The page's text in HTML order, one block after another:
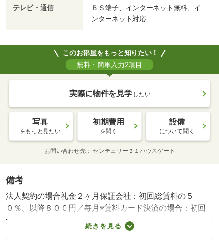
テレビ・通信
ＢＳ端子、インターネット無料、イ
ンターネット対応
このお部屋をもっと知りたい！
無料・簡単入力2項目
実際に物件を見学 したい
写真
をもっと見たい
初期費用
を聞く
設備
について聞く
お問い合わせ先 センチュリー２１ハウスゲート
備考
法人契約の場合礼金２ヶ月保証会社：初回総賃料の５
０％、以降８００円／毎月※賃料カード決済の場合：初回
総賃料の５０％、以降総賃料の２．５％毎月駆けつけサー
ビス：１６５００円抗菌施工費：１３２００円簡易消火
続きを見る